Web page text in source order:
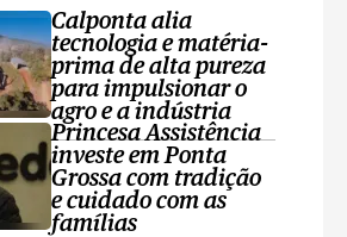
Calponta alia
tecnologia e matéria-
prima de alta pureza
para impulsionar o
agro e a indústria
Princesa Assistência
investe em Ponta
Grossa com tradição
e cuidado com as
famílias